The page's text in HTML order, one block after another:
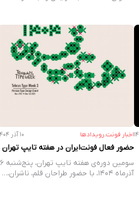
اخبار فونت.رویداد‌ها ۱۰ آذر ۱۴۰۴
حضور فعال فونت‌ایران در هفته تایپ تهران
سومین دوره‌ی هفته تایپ تهران، پنج‌شنبه ۶
آذرماه ۱۴۰۴، با حضور طراحان قلم، ناشران،…